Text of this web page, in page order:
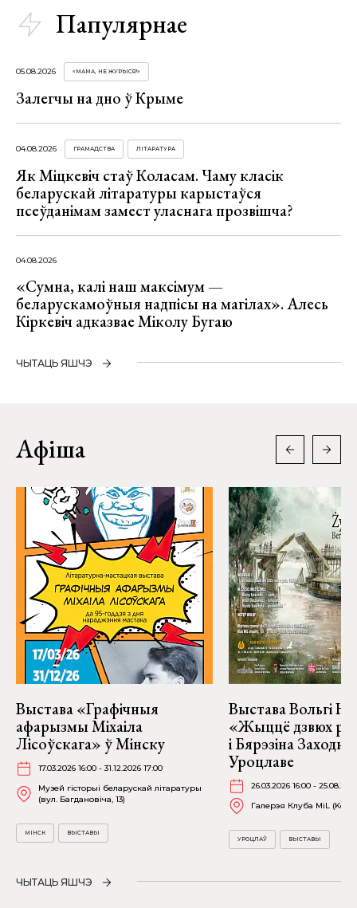
Папулярнае
05.08.2026 «МАМА, НЕ ЖУРЫСЯ!»
Залегчы на дно ў Крыме
04.08.2026 ГРАМАДСТВА ЛІТАРАТУРА
Як Міцкевіч стаў Коласам. Чаму класік
беларускай літаратуры карыстаўся
псеўданімам замест уласнага прозвішча?
04.08.2026
«Сумна, калі наш максімум —
беларускамоўныя надпісы на магілах». Алесь
Кіркевіч адказвае Міколу Бугаю
ЧЫТАЦЬ ЯШЧЭ
Афіша
Выстава «Графічныя
афарызмы Міхаіла
Лісоўскага» ў Мінску
17.03.2026 16:00 - 31.12.2026 17:00
Музей гісторыі беларускай літаратуры
(вул. Багдановіча, 13)
МІНСК ВЫСТАВЫ
Выстава Вольгі
«Жыццё дзвюх
і Бярэзіна
Уроцлаве
26.03.2026 16:00 -
Галерэя Клуба MiL
УРОЦЛАЎ ВЫСТАВЫ
ЧЫТАЦЬ ЯШЧЭ